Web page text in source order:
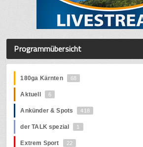
Programmübersicht
180ga Kärnten 68
Aktuell 6
Ankünder & Spots 418
der TALK spezial 1
Extrem Sport 22